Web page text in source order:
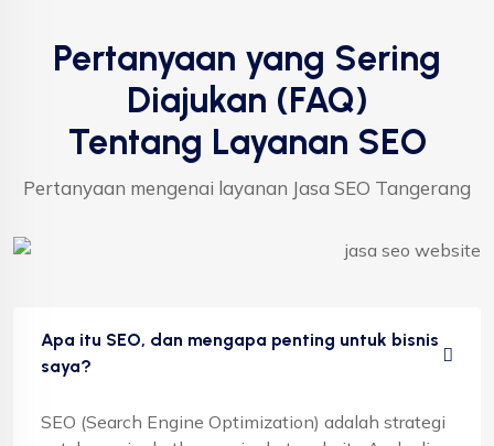
Pertanyaan yang Sering
Diajukan (FAQ)
Tentang Layanan SEO
Pertanyaan mengenai layanan Jasa SEO Tangerang
Apa itu SEO, dan mengapa penting untuk bisnis
saya?
SEO (Search Engine Optimization) adalah strategi